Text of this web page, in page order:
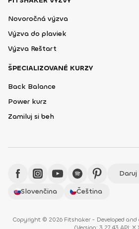
Novoročná výzva
Výzva do plaviek
Výzva Reštart
ŠPECIALIZOVANÉ KURZY
Back Balance
Power kurz
Zamiluj si beh
Slovenčina
Čeština
Copyright © 2026 Fitshaker - Developed and
(Version: 3.27.43 API: